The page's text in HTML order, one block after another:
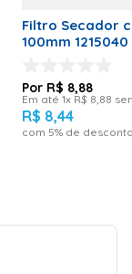
Filtro Secador
100mm 1215040
R$ 8,88
Em até 1x R$ 8 88
R$ 8,44
com 5% de